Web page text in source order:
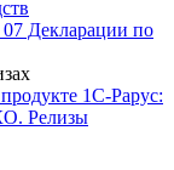
07 Декларации по
1С-Рарус:
Релизы